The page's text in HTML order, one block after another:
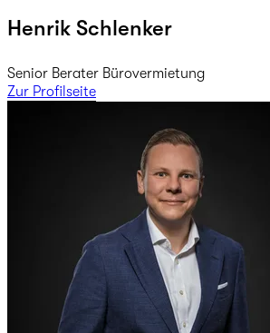
Henrik Schlenker
Senior Berater Bürovermietung
Zur Profilseite